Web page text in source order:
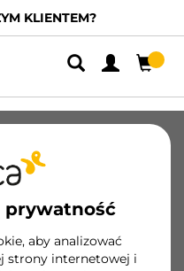
prywatność
aby analizować
strony internetowej i
Zawiasy
Kuchnia